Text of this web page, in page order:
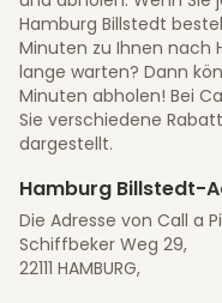
Hamburg Billstedt
Minuten zu Ihnen nach
lange warten? Dann
Minuten abholen! Bei
Sie verschiedene
dargestellt.
Hamburg Billstedt-
Die Adresse von Call a
Schiffbeker Weg 29,
22111 HAMBURG,